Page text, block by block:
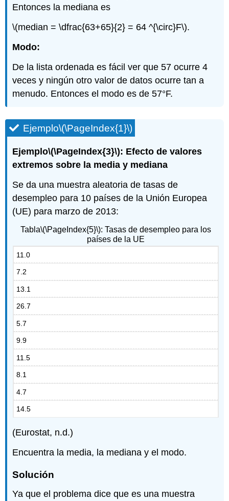
Entonces la mediana es
\(median = \dfrac{63+65}{2} = 64 ^{\circ}F\).
Modo:
De la lista ordenada es fácil ver que 57 ocurre 4
veces y ningún otro valor de datos ocurre tan a
menudo. Entonces el modo es de 57°F.
Ejemplo\(\PageIndex{1}\)
Ejemplo\(\PageIndex{3}\): Efecto de valores
extremos sobre la media y mediana
Se da una muestra aleatoria de tasas de
desempleo para 10 países de la Unión Europea
(UE) para marzo de 2013:
Tabla\(\PageIndex{5}\): Tasas de desempleo para los
países de la UE
11.0
7.2
13.1
26.7
5.7
9.9
11.5
8.1
4.7
14.5
(Eurostat, n.d.)
Encuentra la media, la mediana y el modo.
Solución
Ya que el problema dice que es una muestra